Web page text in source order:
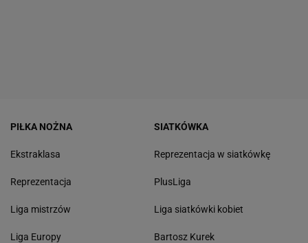
PIŁKA NOŻNA
Ekstraklasa
Reprezentacja
Liga mistrzów
Liga Europy
SIATKÓWKA
Reprezentacja w siatkówkę
PlusLiga
Liga siatkówki kobiet
Bartosz Kurek